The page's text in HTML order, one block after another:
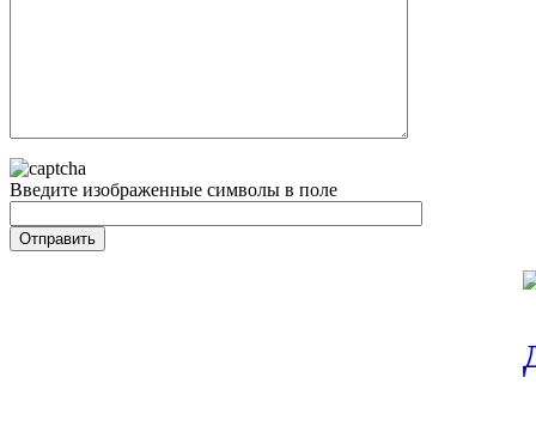
Введите изображенные символы в поле